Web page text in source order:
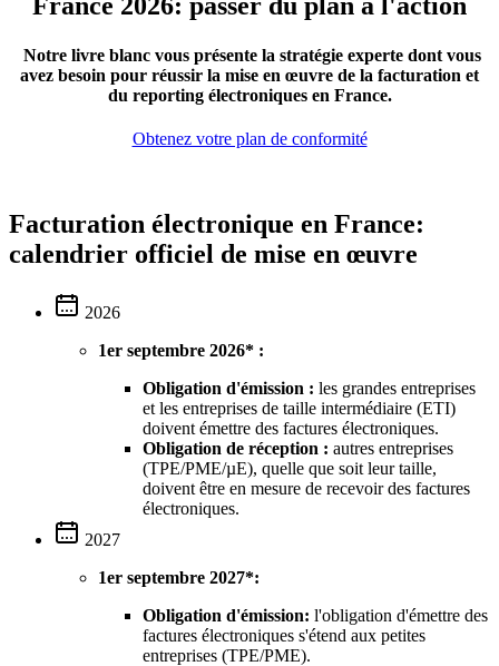
France 2026: passer du plan à l'action
Notre livre blanc vous présente la stratégie experte dont vous
avez besoin pour réussir la mise en œuvre de la facturation et
du reporting électroniques en France.
Obtenez votre plan de conformité
Facturation électronique en France:
calendrier officiel de mise en œuvre
2026
1er septembre 2026* :
Obligation d'émission : les grandes entreprises
et les entreprises de taille intermédiaire (ETI)
doivent émettre des factures électroniques.
Obligation de réception : autres entreprises
(TPE/PME/µE), quelle que soit leur taille,
doivent être en mesure de recevoir des factures
électroniques.
2027
1er septembre 2027*:
Obligation d'émission: l'obligation d'émettre des
factures électroniques s'étend aux petites
entreprises (TPE/PME).